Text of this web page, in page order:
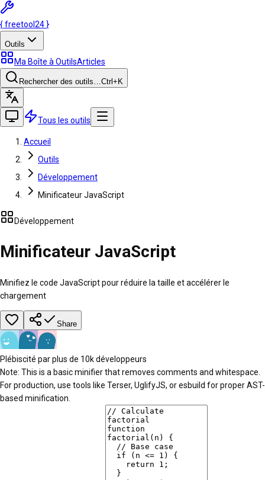
{freetool 24 }
Outils
Ma Boîte à OutilsArticles
Rechercher des outils…Ctrl +K
Tous les outils
Accueil
Outils
Développement
Minificateur JavaScript
Développement
Minificateur JavaScript
Minifiez le code JavaScript pour réduire la taille et accélérer le
chargement
Share
Plébiscité par plus de 10k développeurs
Note: This is a basic minifier that removes comments and whitespace.
For production, use tools like Terser, UglifyJS, or esbuild for proper AST-
based minification.